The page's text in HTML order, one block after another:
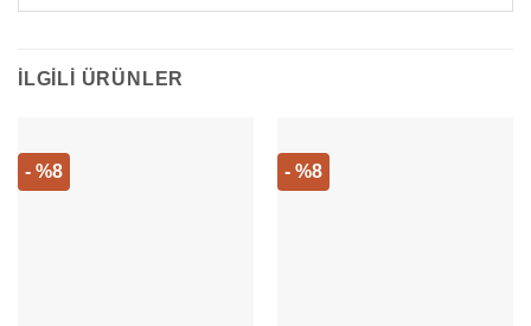
İLGILI ÜRÜNLER
- %8 - %8